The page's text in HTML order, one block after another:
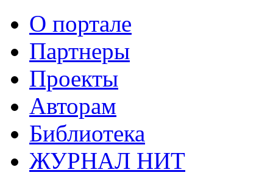
О портале
Партнеры
Проекты
Авторам
Библиотека
ЖУРНАЛ НИТ